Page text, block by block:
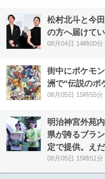
松村北斗と今
の方へ届けてい
08月04日 14時00分
街中にポケモ
洲で“伝説のポ
08月05日 15時55分
明治神宮外苑
県が誇るブラ
定で提供。え
08月05日 15時51分